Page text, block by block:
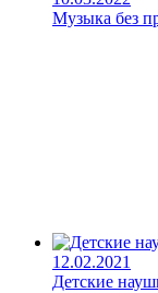
Музыка без
12.02.2021
Детские